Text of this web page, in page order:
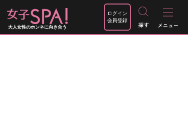
大人女性のホンネに向き合う
ログイン
会員登録